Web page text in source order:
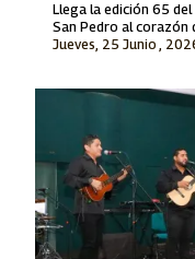
Jueves, 25 Junio ,
Llega la edición 65 del
San Pedro al corazón